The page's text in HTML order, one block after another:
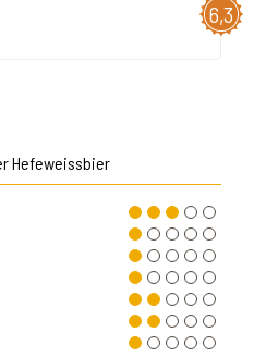
6,3
Hefeweissbier